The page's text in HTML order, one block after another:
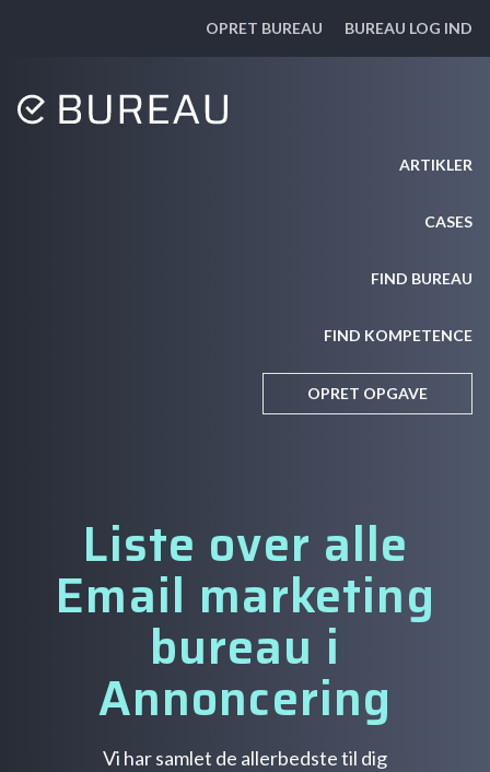
OPRET BUREAU BUREAU LOG IND
ARTIKLER
CASES
FIND BUREAU
FIND KOMPETENCE
OPRET OPGAVE
Liste over alle
Email marketing
bureau i
Annoncering
Vi har samlet de allerbedste til dig